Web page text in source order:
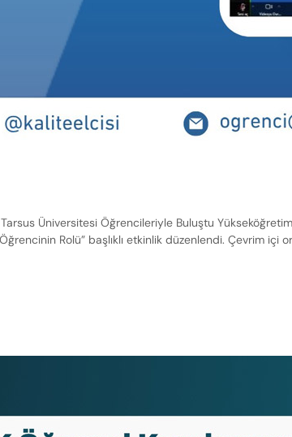
Üniversitesi Öğrencileriyle Buluştu
Rolü” başlıklı etkinlik düzenlendi. Çevrim